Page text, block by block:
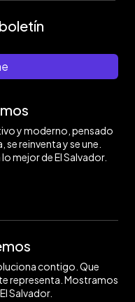
y moderno, pensado
se reinventa y se une.
mejor de El Salvador.
contigo. Que
representa. Mostramos
Salvador.